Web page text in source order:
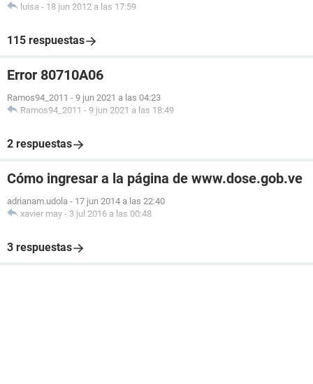
luisa - 18 jun 2012 a las 17:59
115 respuestas
Error 80710A06
Ramos94_2011 - 9 jun 2021 a las 04:23
Ramos94_2011 - 9 jun 2021 a las 18:49
2 respuestas
Cómo ingresar a la página de www.dose.gob.ve
adrianam.udola - 17 jun 2014 a las 22:40
xavier may - 3 jul 2016 a las 00:48
3 respuestas